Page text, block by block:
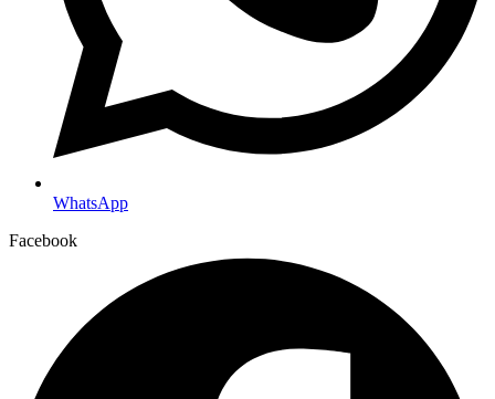
WhatsApp
Facebook